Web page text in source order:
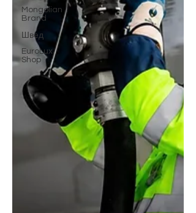
Mongolian
Brand
Швед
EuroLux
Shop